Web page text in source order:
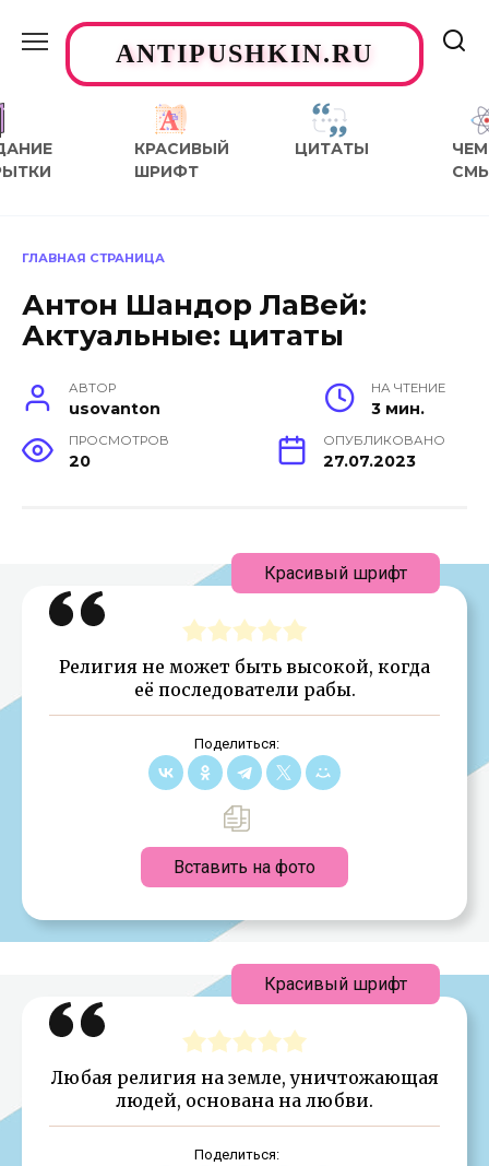
содержаниюANTIPUSHKIN.RU
КРАСИВЫЙ
ШРИФТ
ЦИТАТЫ
ЧЕМ
ГЛАВНАЯ СТРАНИЦА
Антон Шандор ЛаВей:
Актуальные: цитаты
АВТОР
usovanton
НА ЧТЕНИЕ
3 мин.
ПРОСМОТРОВ
20
ОПУБЛИКОВАНО
27.07.2023
Религия не может быть высокой, когда
её последователи рабы.
Поделиться:
Вставить на фото
Красивый шрифт
Любая религия на земле, уничтожающая
людей, основана на любви.
Поделиться:
Красивый шрифт